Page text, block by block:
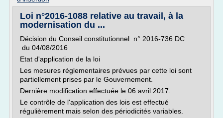
Loi n°2016-1088 relative au travail, à la
modernisation du ...
Décision du Conseil constitutionnel n° 2016-736 DC
du 04/08/2016
Etat d'application de la loi
Les mesures réglementaires prévues par cette loi sont
partiellement prises par le Gouvernement.
Dernière modification effectuée le 06 avril 2017.
Le contrôle de l'application des lois est effectué
régulièrement mais selon des périodicités variables.